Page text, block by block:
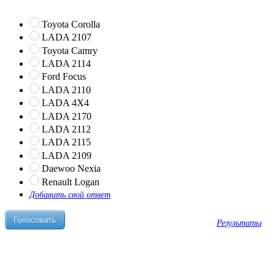
Toyota Corolla
LADA 2107
Toyota Camry
LADA 2114
Ford Focus
LADA 2110
LADA 4X4
LADA 2170
LADA 2112
LADA 2115
LADA 2109
Daewoo Nexia
Renault Logan
Добавить свой ответ
Результаты